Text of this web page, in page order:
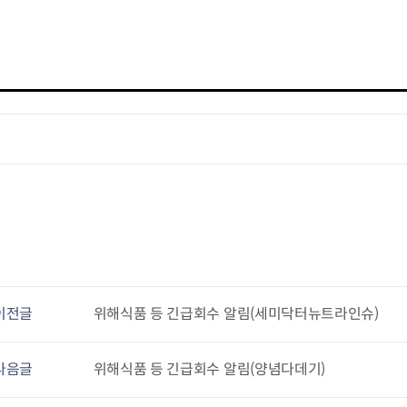
전글 위해식품 등 긴급회수 알림(세미닥터뉴트라인슈)
음글 위해식품 등 긴급회수 알림(양념다데기)